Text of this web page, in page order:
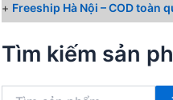
+ Freeship Hà Nội – COD toàn
Tìm kiếm sản